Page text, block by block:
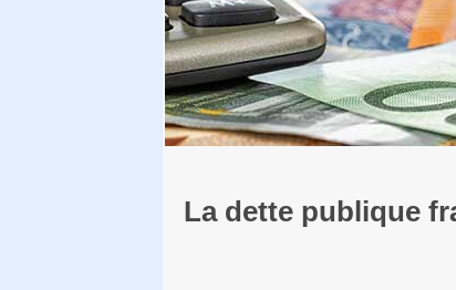
La dette publique